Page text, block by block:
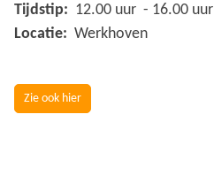
Tijdstip: 12.00 uur - 16.00 uur
Locatie: Werkhoven
Zie ook hier